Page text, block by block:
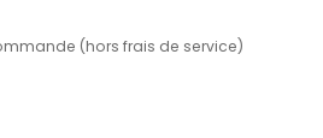
(hors frais de service)